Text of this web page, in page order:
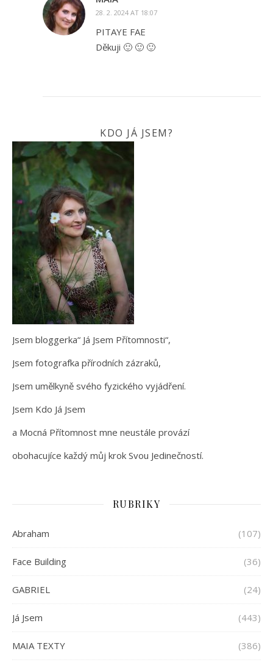
28. 2. 2024 AT 18:07
PITAYE FAE
Děkuji 🙂 🙂 🙂
KDO JÁ JSEM?
Jsem bloggerka“ Já Jsem Přítomnosti“,
Jsem fotografka přírodních zázraků,
Jsem umělkyně svého fyzického vyjádření.
Jsem Kdo Já Jsem
a Mocná Přítomnost mne neustále provází
obohacujíce každý můj krok Svou Jedinečností.
RUBRIKY
Abraham (107)
Face Building (36)
GABRIEL (24)
Já Jsem (443)
MAIA TEXTY (386)